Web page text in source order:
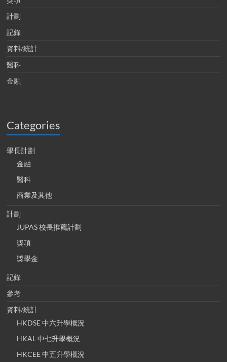
計劃
記錄
資料/統計
醫科
金融
Categories
學長計劃
金融
醫科
商業及其他
計劃
JUPAS 校長推薦計劃
獎項
獎學金
記錄
參考
資料/統計
HKDSE 中六升學概況
HKAL 中七升學概況
HKCEE 中五升學概況